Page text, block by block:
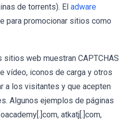
de torrents). El adware
para promocionar sitios como
sitios web muestran CAPTCHAS
vídeo, iconos de carga y otros
a los visitantes y que acepten
Algunos ejemplos de páginas
atkatj[.]com,